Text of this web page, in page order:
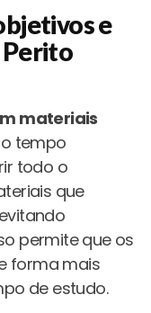
e
Perito
materiais
o tempo
todo o
que
permite que os
forma mais
de estudo.